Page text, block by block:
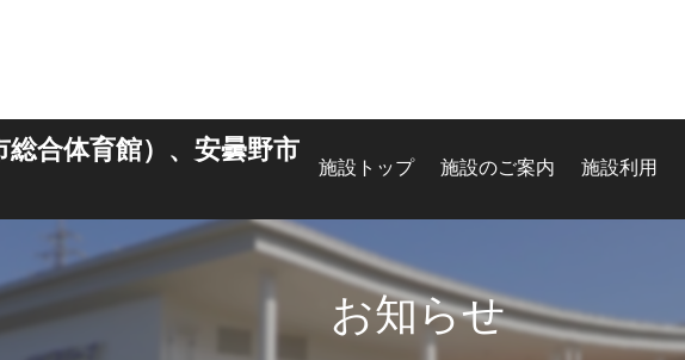
合体育館）、安曇野市
施設トップ 施設のご案内 施設利用
お知らせ